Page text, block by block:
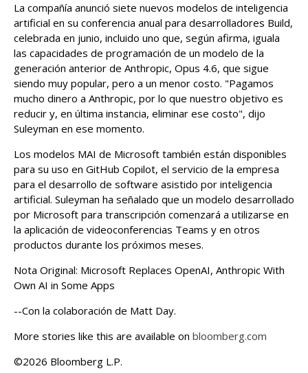
La compañía anunció siete nuevos modelos de inteligencia
artificial en su conferencia anual para desarrolladores Build,
celebrada en junio, incluido uno que, según afirma, iguala
las capacidades de programación de un modelo de la
generación anterior de Anthropic, Opus 4.6, que sigue
siendo muy popular, pero a un menor costo. "Pagamos
mucho dinero a Anthropic, por lo que nuestro objetivo es
reducir y, en última instancia, eliminar ese costo", dijo
Suleyman en ese momento.
Los modelos MAI de Microsoft también están disponibles
para su uso en GitHub Copilot, el servicio de la empresa
para el desarrollo de software asistido por inteligencia
artificial. Suleyman ha señalado que un modelo desarrollado
por Microsoft para transcripción comenzará a utilizarse en
la aplicación de videoconferencias Teams y en otros
productos durante los próximos meses.
Nota Original: Microsoft Replaces OpenAI, Anthropic With
Own AI in Some Apps
--Con la colaboración de Matt Day.
More stories like this are available on bloomberg.com
©2026 Bloomberg L.P.